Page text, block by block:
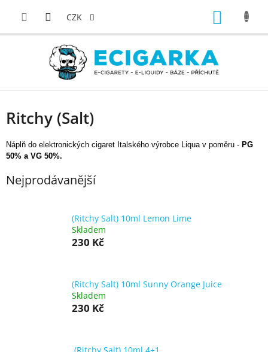
CZK
Ritchy (Salt)
Náplň do elektronických cigaret Italského výrobce Liqua v poměru - PG
50% a VG 50%.
Nejprodávanější
(Ritchy Salt) 10ml Lemon Lime
Skladem
230 Kč
(Ritchy Salt) 10ml Sunny Orange Juice
Skladem
230 Kč